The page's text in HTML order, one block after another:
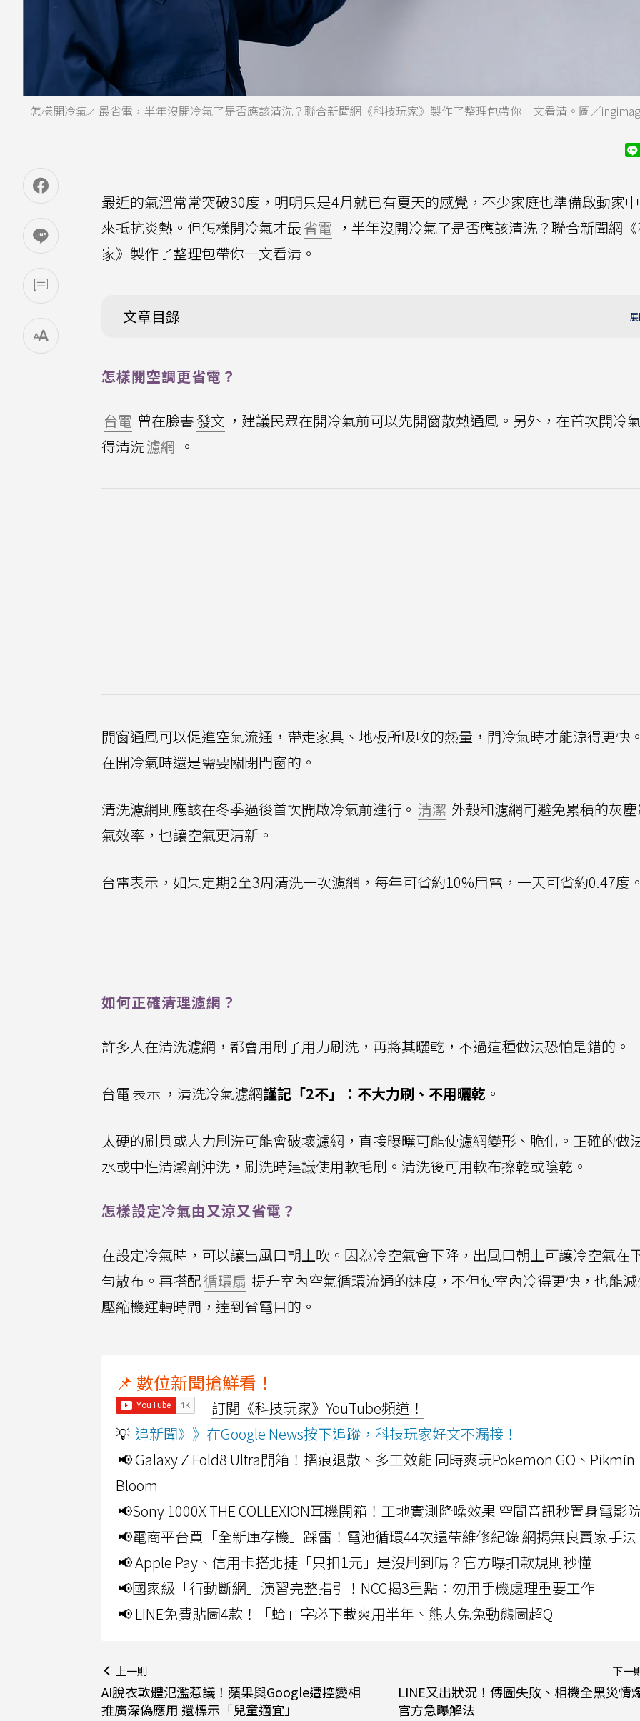
怎樣開冷氣才最省電，半年沒開冷氣了是否應該清洗？聯合新聞網《科技玩家》製作了整理包帶你一文看清。圖／
最近的氣溫常常突破30度，明明只是4月就已有夏天的感覺，不少家庭也準備啟動家
來抵抗炎熱。但怎樣開冷氣才最省電 ，半年沒開冷氣了是否應該清洗？聯合新聞網
家》製作了整理包帶你一文看清。
文章目錄
怎樣開空調更省電？
台電 曾在臉書發文 ，建議民眾在開冷氣前可以先開窗散熱通風。另外，在首次開冷
得清洗濾網 。
開窗通風可以促進空氣流通，帶走家具、地板所吸收的熱量，開冷氣時才能涼得更快
在開冷氣時還是需要關閉門窗的。
清洗濾網則應該在冬季過後首次開啟冷氣前進行。 清潔 外殼和濾網可避免累積的灰
氣效率，也讓空氣更清新。
台電表示，如果定期2至3周清洗一次濾網，每年可省約10%用電，一天可省約0.47度
如何正確清理濾網？
許多人在清洗濾網，都會用刷子用力刷洗，再將其曬乾，不過這種做法恐怕是錯的。
台電表示 ，清洗冷氣濾網謹記「2不」：不大力刷、不用曬乾 。
太硬的刷具或大力刷洗可能會破壞濾網，直接曝曬可能使濾網變形、脆化。正確的做
水或中性清潔劑沖洗，刷洗時建議使用軟毛刷。清洗後可用軟布擦乾或陰乾。
怎樣設定冷氣由又涼又省電？
在設定冷氣時，可以讓出風口朝上吹。因為冷空氣會下降，出風口朝上可讓冷空氣在
勻散布。再搭配循環扇 提升室內空氣循環流通的速度，不但使室內冷得更快，也能
壓縮機運轉時間，達到省電目的。
📌 數位新聞搶鮮看！
訂閱《科技玩家》YouTube頻道！
💡 追新聞》》在Google News按下追蹤，科技玩家好文不漏接！
📢 Galaxy Z Fold8 Ultra開箱！摺痕退散、多工效能 同時爽玩Pokemon GO、Pikmin
Bloom
📢Sony 1000X THE COLLEXION耳機開箱！工地實測降噪效果 空間音訊秒置身電影
📢電商平台買「全新庫存機」踩雷！電池循環44次還帶維修紀錄 網揭無良賣家手法
📢 Apple Pay、信用卡搭北捷「只扣1元」是沒刷到嗎？官方曝扣款規則秒懂
📢國家級「行動斷網」演習完整指引！NCC揭3重點：勿用手機處理重要工作
📢 LINE免費貼圖4款！「蛤」字必下載爽用半年、熊大兔兔動態圖超Q
上一則
AI脫衣軟體氾濫惹議！蘋果與Google遭控變相
推廣深偽應用 還標示「兒童適宜」
下一
LINE又出狀況！傳圖失敗、相機全黑災情
官方急曝解法